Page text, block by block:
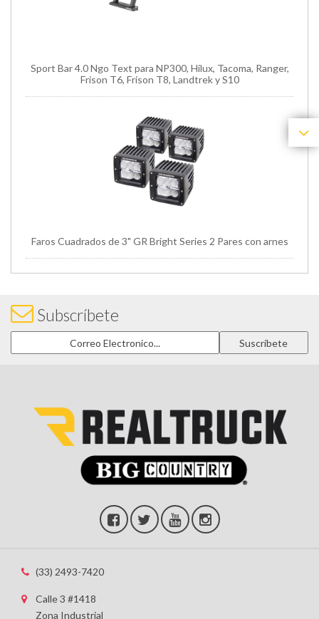
Sport Bar 4.0 Ngo Text para NP300, Hilux, Tacoma, Ranger,
Frison T6, Frison T8, Landtrek y S10
Faros Cuadrados de 3" GR Bright Series 2 Pares con arnes
Subscríbete
(33) 2493-7420
Calle 3 #1418
Zona Industrial